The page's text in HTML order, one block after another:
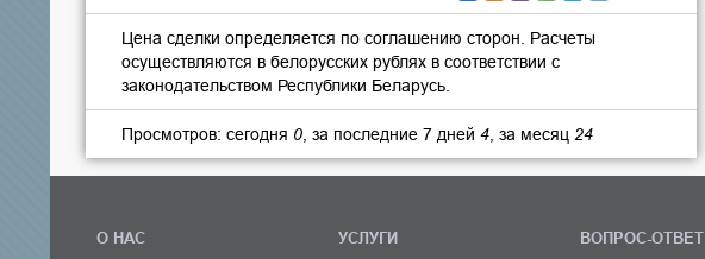
Цена сделки определяется по соглашению сторон. Расчеты
осуществляются в белорусских рублях в соответствии с
законодательством Республики Беларусь.
Просмотров: сегодня 0 , за последние 7 дней 4 , за месяц 24
О НАС
УСЛУГИ
ВОПРОС-ОТВЕТ